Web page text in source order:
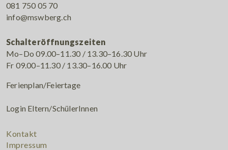
081 750 05 70
info@mswberg.ch
Schalteröffnungszeiten
Mo–Do 09.00–11.30 / 13.30–16.30 Uhr
Fr 09.00–11.30 / 13.30–16.00 Uhr
Ferienplan/Feiertage
Login Eltern/SchülerInnen
Kontakt
Impressum